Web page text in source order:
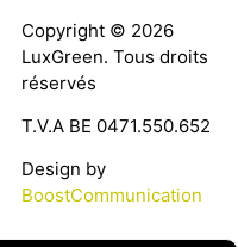
Copyright © 2026
LuxGreen. Tous droits
réservés
T.V.A BE 0471.550.652
Design by
BoostCommunication